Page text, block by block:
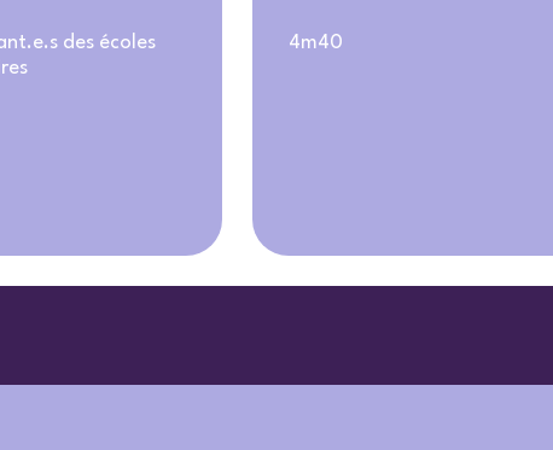
des écoles
4m40